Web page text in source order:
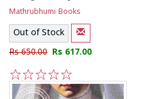
Mathrubhumi Books
Out of Stock
Rs 650.00 Rs 617.00
5
4
3
2
1